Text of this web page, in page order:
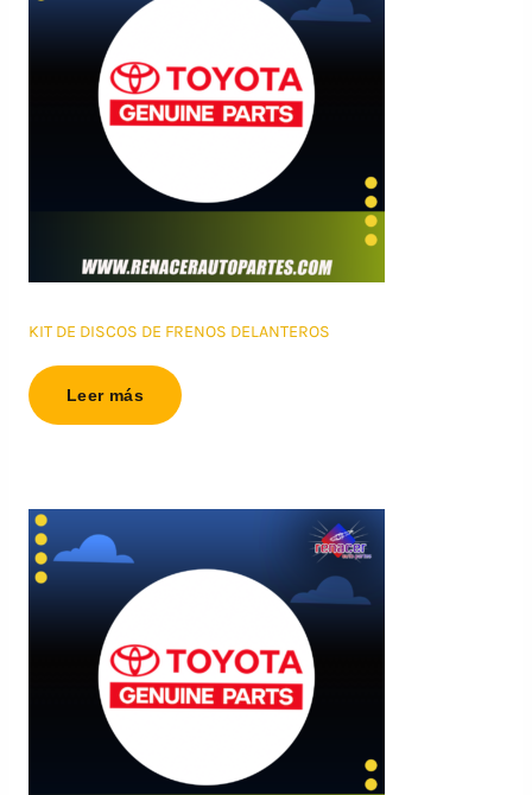
KIT DE DISCOS DE FRENOS DELANTEROS
Leer más